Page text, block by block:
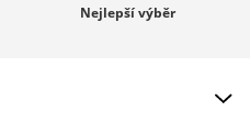
Nejlepšívýběr